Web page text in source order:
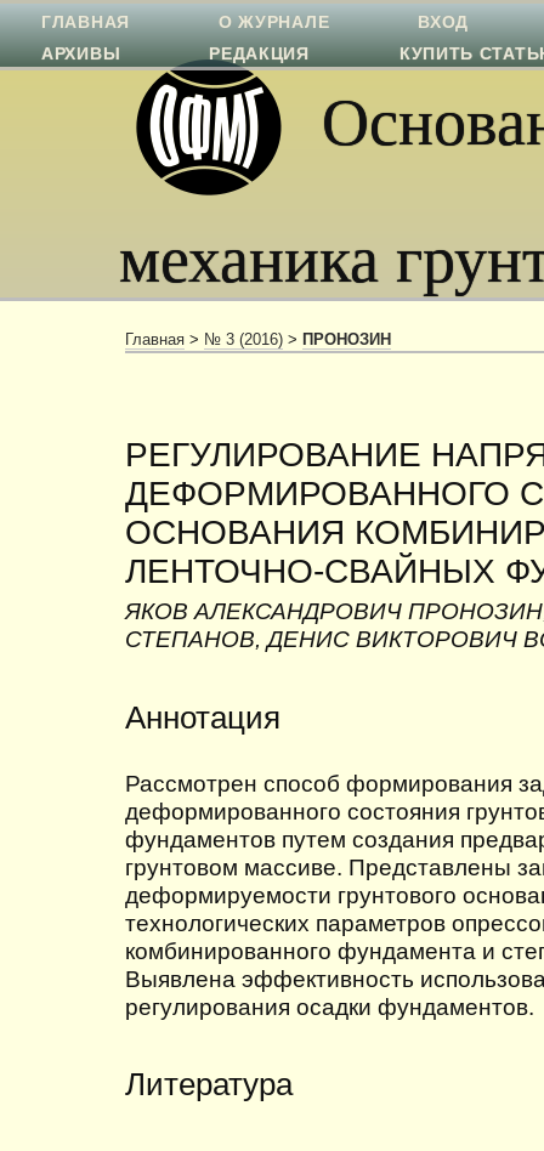
механика
ГЛАВНАЯ О ЖУРНАЛЕ
ВХОД
АРХИВЫ
РЕДАКЦИЯ КУПИТЬ
Главная > № 3 (2016) > ПРОНОЗИН
РЕГУЛИРОВАНИЕ
ДЕФОРМИРОВАННОГО
ОСНОВАНИЯ
ЛЕНТОЧНО-СВАЙНЫХ
ЯКОВ АЛЕКСАНДРОВИЧ
СТЕПАНОВ, ДЕНИС ВИКТОРОВИЧ
Аннотация
Рассмотрен способ формирования
деформированного состояния
фундаментов путем создания
грунтовом массиве. Представлены
деформируемости грунтового
технологических параметров
комбинированного фундамента и
Выявлена эффективность
регулирования осадки фундаментов.
Литература